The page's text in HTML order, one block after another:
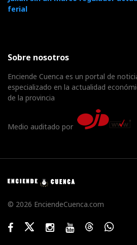
ferial
Sobre nosotros
Enciende Cuenca es un portal de
especializado en la actualidad
de la provincia
Medio auditado por
© 2026 EnciendeCuenca.com
FacebookTwitterInstagramYoutubeThreadsWhatsApp